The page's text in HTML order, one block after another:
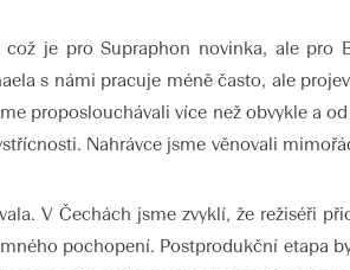
je pro Supraphon novinka, ale pro
s námi pracuje méně často, ale
proposlouchávali více než obvykle a od
Nahrávce jsme věnovali
V Čechách jsme zvyklí, že režiséři
pochopení. Postprodukční etapa